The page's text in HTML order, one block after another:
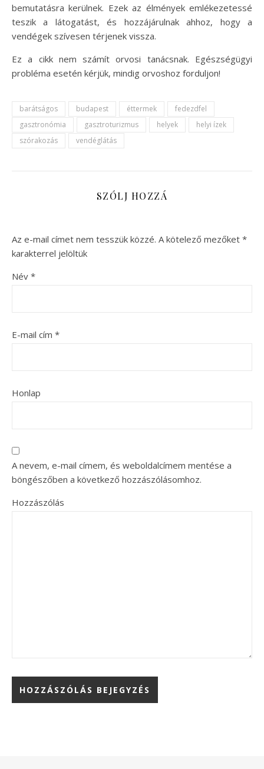
bemutatásra kerülnek. Ezek az élmények emlékezetessé
teszik a látogatást, és hozzájárulnak ahhoz, hogy a
vendégek szívesen térjenek vissza.
Ez a cikk nem számít orvosi tanácsnak. Egészségügyi
probléma esetén kérjük, mindig orvoshoz forduljon!
barátságos budapest éttermek
fedezdfel
gasztronómia
gasztroturizmus helyek
helyi ízek
szórakozás
vendéglátás
SZÓLJ HOZZÁ
Az e-mail címet nem tesszük közzé. A kötelező mezőket *
karakterrel jelöltük
Név *
E-mail cím *
Honlap
A nevem, e-mail címem, és weboldalcímem mentése a
böngészőben a következő hozzászólásomhoz.
Hozzászólás